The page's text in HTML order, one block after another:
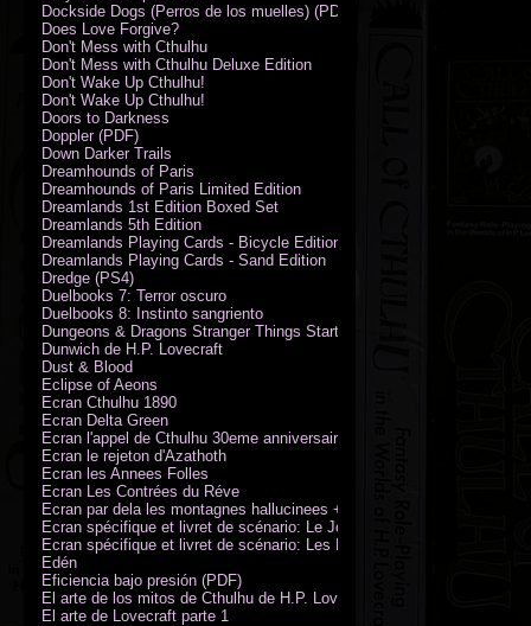
Dockside Dogs (Perros de los muelles) (PDF)
Does Love Forgive?
Don't Mess with Cthulhu
Don't Mess with Cthulhu Deluxe Edition
Don't Wake Up Cthulhu!
Don't Wake Up Cthulhu!
Doors to Darkness
Doppler (PDF)
Down Darker Trails
Dreamhounds of Paris
Dreamhounds of Paris Limited Edition
Dreamlands 1st Edition Boxed Set
Dreamlands 5th Edition
Dreamlands Playing Cards - Bicycle Edition
Dreamlands Playing Cards - Sand Edition
Dredge (PS4)
Duelbooks 7: Terror oscuro
Duelbooks 8: Instinto sangriento
Dungeons & Dragons Stranger Things Starter Set
Dunwich de H.P. Lovecraft
Dust & Blood
Eclipse of Aeons
Ecran Cthulhu 1890
Ecran Delta Green
Ecran l'appel de Cthulhu 30eme anniversaire
Ecran le rejeton d'Azathoth
Ecran les Annees Folles
Ecran Les Contrées du Réve
Ecran par dela les montagnes hallucinees + kit d'expedition
Ecran spécifique et livret de scénario: Le Jour de la Bête
Ecran spécifique et livret de scénario: Les Masques de Nyarlathotep
Edén
Eficiencia bajo presión (PDF)
El arte de los mitos de Cthulhu de H.P. Lovecraft
El arte de Lovecraft parte 1